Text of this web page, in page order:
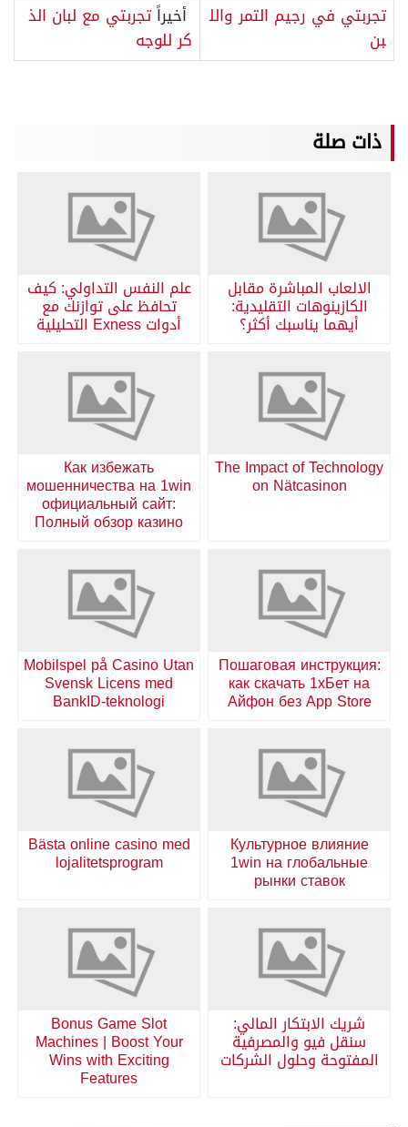
تجربتي في رجيم التمر والل
بن
أخيراًتجربتي مع لبان الذ
كر للوجه
ذات صلة
الالعاب المباشرة مقابل
الكازينوهات التقليدية:
أيهما يناسبك أكثر؟
علم النفس التداولي: كيف
تحافظ على توازنك مع
أدوات Exness التحليلية
The Impact of Technology
on Nätcasinon
Как избежать
мошенничества на 1win
официальный сайт:
Полный обзор казино
Пошаговая инструкция:
как скачать 1хБет на
Айфон без App Store
Mobilspel på Casino Utan
Svensk Licens med
BankID-teknologi
Культурное влияние
1win на глобальные
рынки ставок
Bästa online casino med
lojalitetsprogram
شريك الابتكار المالي:
سنقل فيو والمصرفية
المفتوحة وحلول الشركات
Bonus Game Slot
Machines | Boost Your
Wins with Exciting
Features